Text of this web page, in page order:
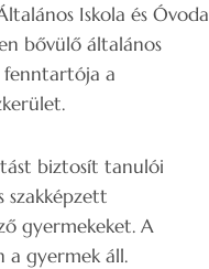
Iskola és Óvoda
bővülő általános
fenntartója a
biztosít tanulói
szakképzett
gyermekeket. A
a gyermek áll.